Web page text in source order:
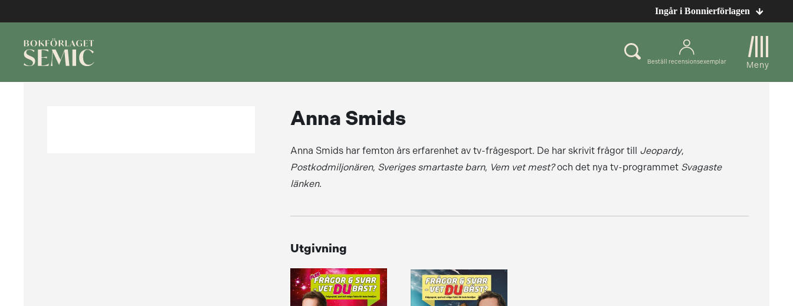
Ingår i Bonnierförlagen
Beställ recensionsexemplar Meny
Anna Smids
Anna Smids har femton års erfarenhet av tv-frågesport. De har skrivit frågor till Jeopardy,
Postkodmiljonären, Sveriges smartaste barn, Vem vet mest?och det nya tv-programmet Svagaste
länken.
Utgivning